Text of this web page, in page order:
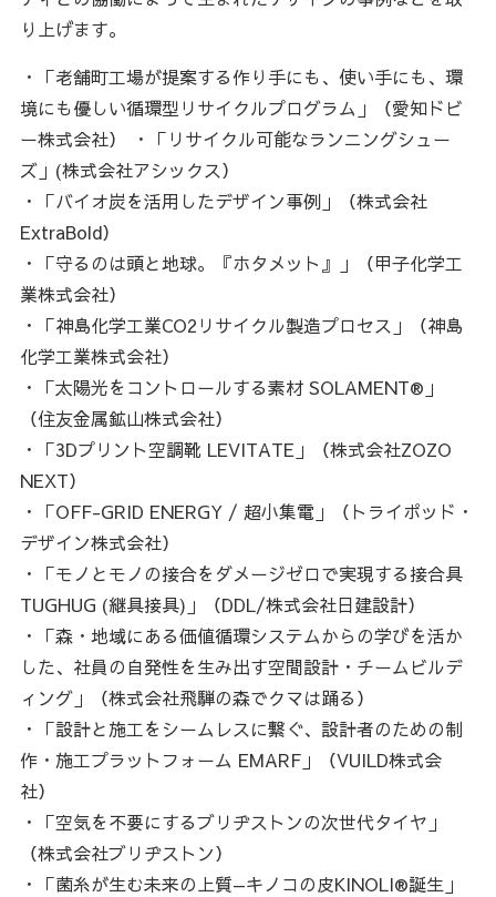
り上げます。
・「老舗町工場が提案する作り手にも、使い手にも、環
境にも優しい循環型リサイクルプログラム」（愛知ドビ
ー株式会社） ・「リサイクル可能なランニングシュー
ズ」(株式会社アシックス）
・「バイオ炭を活用したデザイン事例」（株式会社
ExtraBold）
・「守るのは頭と地球。『ホタメット』」（甲子化学工
業株式会社）
・「神島化学工業CO2リサイクル製造プロセス」（神島
化学工業株式会社）
・「太陽光をコントロールする素材 SOLAMENT®」
（住友金属鉱山株式会社）
・「3Dプリント空調靴 LEVITATE」（株式会社ZOZO
NEXT）
・「OFF-GRID ENERGY / 超小集電」（トライポッド・
デザイン株式会社）
・「モノとモノの接合をダメージゼロで実現する接合具
TUGHUG (継具接具)」（DDL/株式会社日建設計）
・「森・地域にある価値循環システムからの学びを活か
した、社員の自発性を生み出す空間設計・チームビルデ
ィング」（株式会社飛騨の森でクマは踊る）
・「設計と施工をシームレスに繋ぐ、設計者のための制
作・施工プラットフォーム EMARF」（VUILD株式会
社）
・「空気を不要にするブリヂストンの次世代タイヤ」
（株式会社ブリヂストン）
・「菌糸が生む未来の上質—キノコの皮KINOLI®誕生」